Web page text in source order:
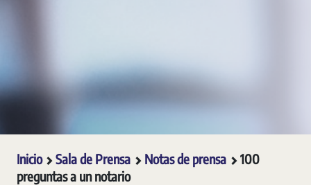
Inicio Sala de Prensa Notas de prensa
100
preguntas a un notario